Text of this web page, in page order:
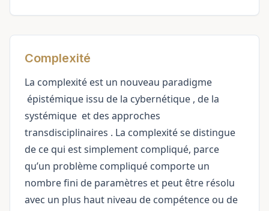
Complexité
La complexité est un nouveau paradigme
épistémique issu de la cybernétique , de la
systémique et des approches
transdisciplinaires . La complexité se distingue
de ce qui est simplement compliqué, parce
qu’un problème compliqué comporte un
nombre fini de paramètres et peut être résolu
avec un plus haut niveau de compétence ou de